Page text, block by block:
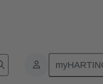
工業應用 電流高達 16 A